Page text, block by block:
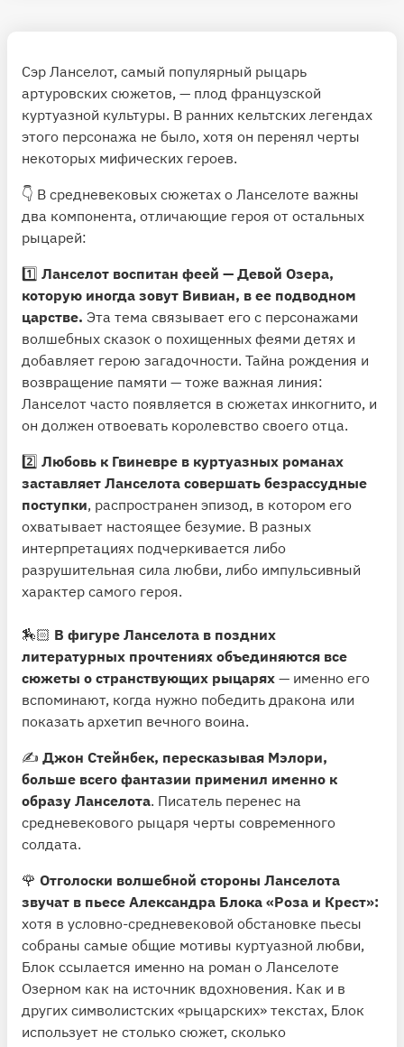
Сэр Ланселот, самый популярный рыцарь
артуровских сюжетов, — плод французской
куртуазной культуры. В ранних кельтских легендах
этого персонажа не было, хотя он перенял черты
некоторых мифических героев.
👇 В средневековых сюжетах о Ланселоте важны
два компонента, отличающие героя от остальных
рыцарей:
1️⃣ Ланселот воспитан феей — Девой Озера,
которую иногда зовут Вивиан, в ее подводном
царстве. Эта тема связывает его с персонажами
волшебных сказок о похищенных феями детях и
добавляет герою загадочности. Тайна рождения и
возвращение памяти — тоже важная линия:
Ланселот часто появляется в сюжетах инкогнито, и
он должен отвоевать королевство своего отца.
2️⃣ Любовь к Гвиневре в куртуазных романах
заставляет Ланселота совершать безрассудные
поступки, распространен эпизод, в котором его
охватывает настоящее безумие. В разных
интерпретациях подчеркивается либо
разрушительная сила любви, либо импульсивный
характер самого героя.
🏇🏻 В фигуре Ланселота в поздних
литературных прочтениях объединяются все
сюжеты о странствующих рыцарях — именно его
вспоминают, когда нужно победить дракона или
показать архетип вечного воина.
✍️ Джон Стейнбек, пересказывая Мэлори,
больше всего фантазии применил именно к
образу Ланселота. Писатель перенес на
средневекового рыцаря черты современного
солдата.
🌹 Отголоски волшебной стороны Ланселота
звучат в пьесе Александра Блока «Роза и Крест»:
хотя в условно-средневековой обстановке пьесы
собраны самые общие мотивы куртуазной любви,
Блок ссылается именно на роман о Ланселоте
Озерном как на источник вдохновения. Как и в
других символистских «рыцарских» текстах, Блок
использует не столько сюжет, сколько